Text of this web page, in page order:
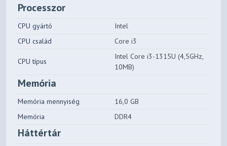
Processzor
CPU gyártó
Intel
CPU család
Core i3
CPU típus
Intel Core i3-1315U (4,5GHz,
10MB)
Memória
Memória mennyiség
16,0 GB
Memória
DDR4
Háttértár